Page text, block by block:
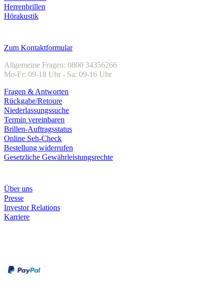
Herrenbrillen
Hörakustik
Zum Kontaktformular
Allgemeine Fragen: 0800 34356266
Mo-Fr: 09-18 Uhr - Sa: 09-16 Uhr
Fragen & Antworten
Rückgabe/Retoure
Niederlassungssuche
Termin vereinbaren
Brillen-Auftragsstatus
Online Seh-Check
Bestellung widerrufen
Gesetzliche Gewährleistungsrechte
Über uns
Presse
Investor Relations
Karriere